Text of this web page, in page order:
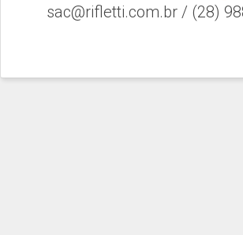
sac@rifletti.com.br / (28)